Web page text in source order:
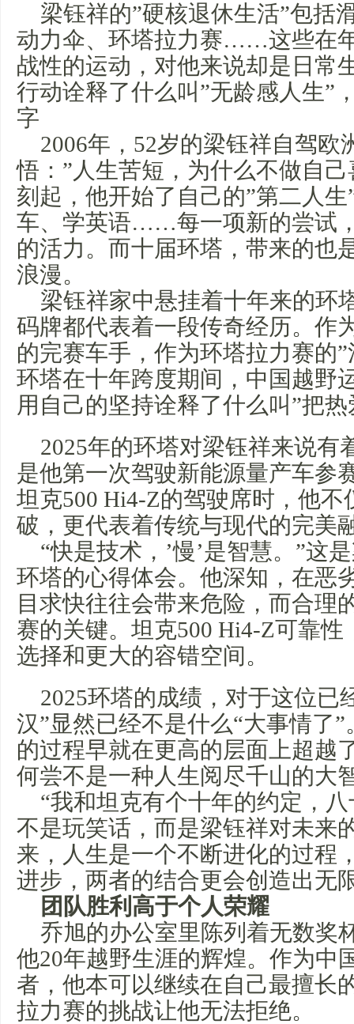
梁钰祥的”硬核退休生活”包括
动力伞、环塔拉力赛……这些在
战性的运动，对他来说却是日常
行动诠释了什么叫”无龄感人生”
字
2006年，52岁的梁钰祥自驾欧
悟：”人生苦短，为什么不做自
刻起，他开始了自己的”第二人
车、学英语……每一项新的尝试
的活力。而十届环塔，带来的也
浪漫。
梁钰祥家中悬挂着十年来的环
码牌都代表着一段传奇经历。作
的完赛车手，作为环塔拉力赛的
环塔在十年跨度期间，中国越野
用自己的坚持诠释了什么叫”把
2025年的环塔对梁钰祥来说
是他第一次驾驶新能源量产车参
坦克500 Hi4-Z的驾驶席时，他不
破，更代表着传统与现代的完美
“快是技术，’慢’是智慧。”这
环塔的心得体会。他深知，在恶
目求快往往会带来危险，而合理
赛的关键。坦克500 Hi4-Z可靠
选择和更大的容错空间。
2025环塔的成绩，对于这位已
汉”显然已经不是什么“大事情了
的过程早就在更高的层面上超越
何尝不是一种人生阅尽千山的大
“我和坦克有个十年的约定，
不是玩笑话，而是梁钰祥对未来
来，人生是一个不断进化的过程
进步，两者的结合更会创造出无
团队胜利高于个人荣耀
乔旭的办公室里陈列着无数奖
他20年越野生涯的辉煌。作为中
者，他本可以继续在自己最擅长
拉力赛的挑战让他无法拒绝。